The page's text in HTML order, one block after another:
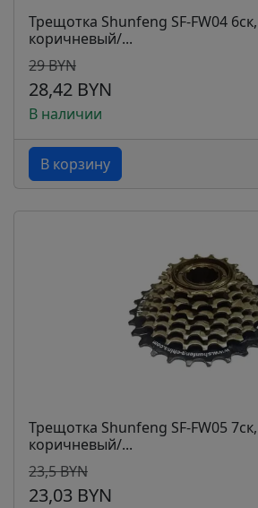
Трещотка Shunfeng SF-FW04
коричневый/...
29 BYN
28,42 BYN
В наличии
В корзину
Трещотка Shunfeng SF-FW05
коричневый/...
23,5 BYN
23,03 BYN